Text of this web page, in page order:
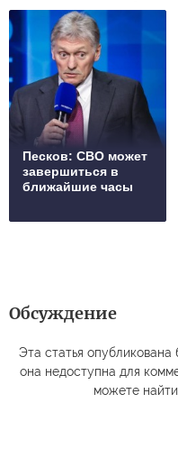
Песков: СВО может
завершиться в
ближайшие часы
Обсуждение
Эта статья опубликована
она недоступна для
можете